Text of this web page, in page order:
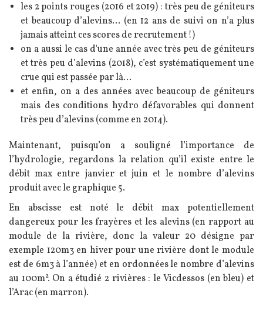
les 2 points rouges (2016 et 2019) : très peu de géniteurs
et beaucoup d’alevins… (en 12 ans de suivi on n’a plus
jamais atteint ces scores de recrutement !)
on a aussi le cas d'une année avec très peu de géniteurs
et très peu d’alevins (2018), c’est systématiquement une
crue qui est passée par là…
et enfin, on a des années avec beaucoup de géniteurs
mais des conditions hydro défavorables qui donnent
très peu d’alevins (comme en 2014).
Maintenant, puisqu’on a souligné l’importance de
l’hydrologie, regardons la relation qu’il existe entre le
débit max entre janvier et juin et le nombre d’alevins
produit avec le graphique 5.
En abscisse est noté le débit max potentiellement
dangereux pour les frayères et les alevins (en rapport au
module de la rivière, donc la valeur 20 désigne par
exemple 120m3en hiver pour une rivière dont le module
est de 6m3 à l’année) et en ordonnées le nombre d’alevins
au 100m². On a étudié 2 rivières : le Vicdessos (en bleu) et
l’Arac (en marron).